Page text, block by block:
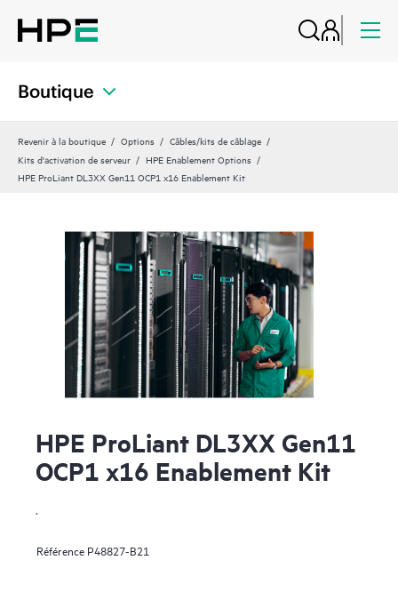
Boutique
Revenir à la boutique Options
Câbles/kits de câblage
Kits d'activation de serveur
HPE Enablement Options
HPE ProLiant DL3XX Gen11 OCP1 x16 Enablement Kit
HPE ProLiant DL3XX Gen11
OCP1 x16 Enablement Kit
Référence P48827-B21